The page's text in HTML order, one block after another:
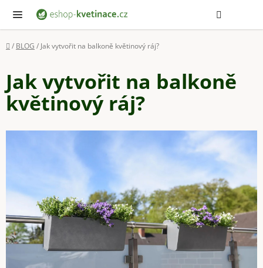
obsah
Domů
/ BLOG / Jak vytvořit na balkoně květinový ráj?
Jak vytvořit na balkoně
květinový ráj?